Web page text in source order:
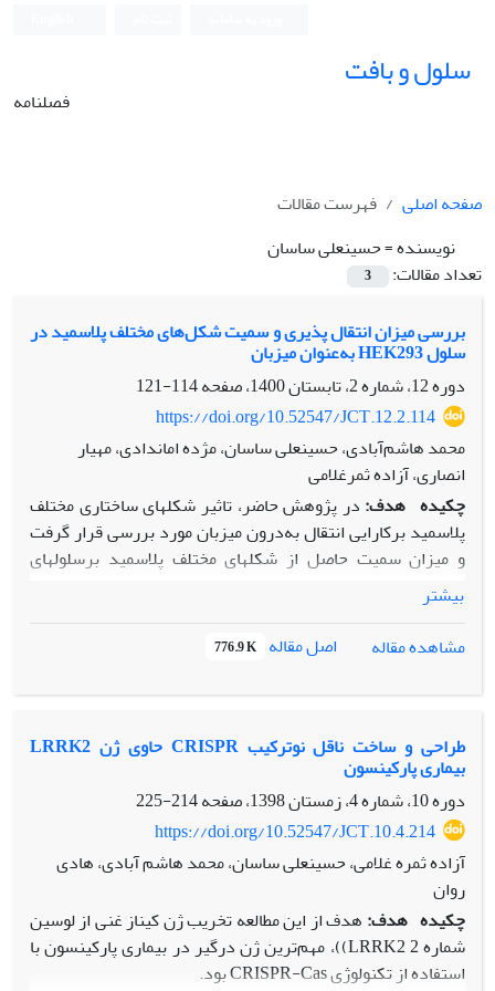
سلول و بافت
فصلنامه
صفحه اصلی
فهرست مقالات
نویسنده =حسینعلی ساسان
تعداد مقالات:
3
بررسی میزان انتقال پذیری و سمیت شکل‌های مختلف پلاسمید در
سلول HEK293 به‌عنوان میزبان
دوره 12، شماره 2، تابستان 1400، صفحه
114-121
https://doi.org/10.52547/JCT.12.2.114
محمد هاشم‌آبادی، حسینعلی ساسان، م‍ژده اماندادی، مهیار
انصاری، آزاده ثمرغلامی
چکیده هدف: در پژوهش حاضر، تاثیر شکل­های ساختاری مختلف
پلاسمید برکارایی انتقال به‌درون میزبان مورد بررسی قرار گرفت
و میزان سمیت حاصل از شکل­های مختلف پلاسمید برسلول­های
میزبان بررسی شد.
مواد و روش‏ها:
پلاسمید از ژل آگارز تفکیک شد. این ساختارها به‌سلول­های
HEK293 انتقال داده شد و کارایی انتقال و سمیت حاصل از هر
یک از این اشکال با استفاده از تکنیک MTT مورد سنجش قرار
نتایج:نتایج نشان داد که میزان ورود شکل سوپرکویل پلاسمید
pcDNA3.1+ به‌درون میزبان، بسیار بیش‌تر از بقیه اشکال است و
میزان سمیت پلاسمید­ها برای میزبان در حالت خطی بسیار بیش‌تر
از سایر اشکال است. بنابراین نتایج نشان­دهنده مناسب بودن فرم
سوپرکویل برای افزایش کارایی انتقال و کاهش مرگ سلولی می­
باشد.
نتیجه‏گیری:
پلاسمید در فرایندهای انتقال ژن کارایی این فرایند را به‌طور
چشم‌گیری افزایش دهند.
بیشتر
مشاهده مقاله
اصل مقاله 776.9 K
طراحی و ساخت ناقل نوترکیب CRISPR حاوی ژن LRRK2
بیماری پارکینسون
دوره 10، شماره 4، زمستان 1398، صفحه
214-225
https://doi.org/10.52547/JCT.10.4.214
آزاده ثمره غلامی، حسینعلی ساسان، محمد هاشم آبادی، هادی
روان
چکیده هدف: هدف از این مطالعه تخریب ژن کیناز غنی از لوسین
شماره 2 LRRK2))، مهم‌ترین ژن درگیر در بیماری پارکینسون با
استفاده از تکنولوژی CRISPR-Cas بود.